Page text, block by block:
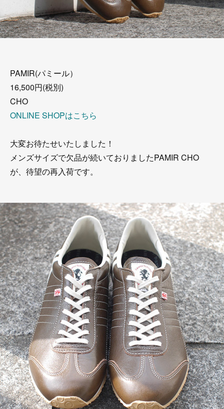
PAMIR(パミール）
16,500円(税別)
CHO
ONLINE SHOPはこちら
大変お待たせいたしました！
メンズサイズで欠品が続いておりましたPAMIR CHO
が、待望の再入荷です。